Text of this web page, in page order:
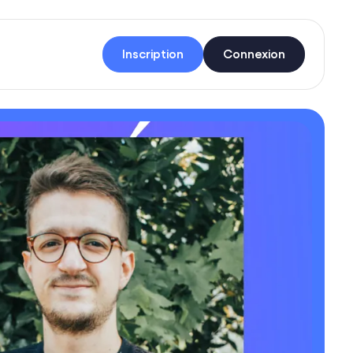
Inscription Connexion